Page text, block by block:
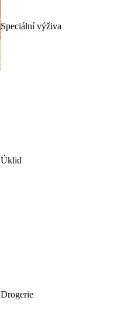
Speciální výživa
Úklid
Drogerie